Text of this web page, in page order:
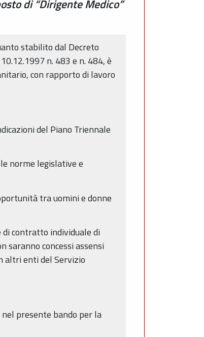
di “Dirigente Medico”
stabilito dal Decreto
n. 483 e n. 484, è
con rapporto di lavoro
del Piano Triennale
norme legislative e
tra uomini e donne
di contratto individuale di
saranno concessi assensi
altri enti del Servizio
presente bando per la